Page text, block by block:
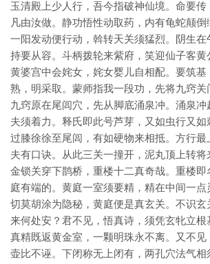
玉清殿上少人行，吾今指破神仙境。命要传
凡由汝做。静功悟性动取药，内有龟蛇颠倒
一阳发动便行动，斡转天关须猛烈。阴生
持要从容。斗柄拨轮来紫府，笑迎仙子客黄
黄婆宫中会姹女，姹女婴儿自相配。要筑基
熟，明采取。蒙师指我一段功，先将九窍关
九窍原在尾闾穴，先从脚底涌泉冲。涌泉冲
夫须着力。释氏即此号芦芽，又如虫行又如
过膝徐徐至尾闾，有如硬物来相抵。方行最
夫有口诀。从此三关一撞开，泥丸顶上转将
金锁关穿下鹊桥，重楼十二真奇哉。重楼
庭有端的。黄庭一室须要精，精在中间一点
切莫胡涂为隐秘，黄庭便是真玄关。不识
来何处安？君不见，悟真诗，须凭玄牝立根
真精既返黄金室，一颗明珠永不离。又不
壶比不诬。下闭称无上闭有，两孔穴法气相